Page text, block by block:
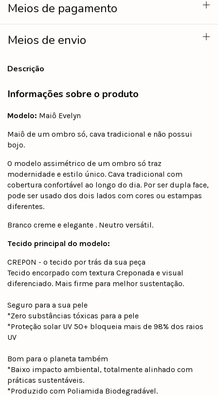
Meios de pagamento
Meios de envio
Descrição
Informações sobre o produto
Modelo: Maiô Evelyn
Maiô de um ombro só, cava tradicional e não possui
bojo.
O modelo assimétrico de um ombro só traz
modernidade e estilo único. Cava tradicional com
cobertura confortável ao longo do dia. Por ser dupla face,
pode ser usado dos dois lados com cores ou estampas
diferentes.
Branco creme e elegante . Neutro versátil.
Tecido principal do modelo:
CREPON - o tecido por trás da sua peça
Tecido encorpado com textura Creponada e visual
diferenciado. Mais firme para melhor sustentação.
Seguro para a sua pele
*Zero substâncias tóxicas para a pele
*Proteção solar UV 50+ bloqueia mais de 98% dos raios
UV
Bom para o planeta também
*Baixo impacto ambiental, totalmente alinhado com
práticas sustentáveis.
*Produzido com Poliamida Biodegradável.